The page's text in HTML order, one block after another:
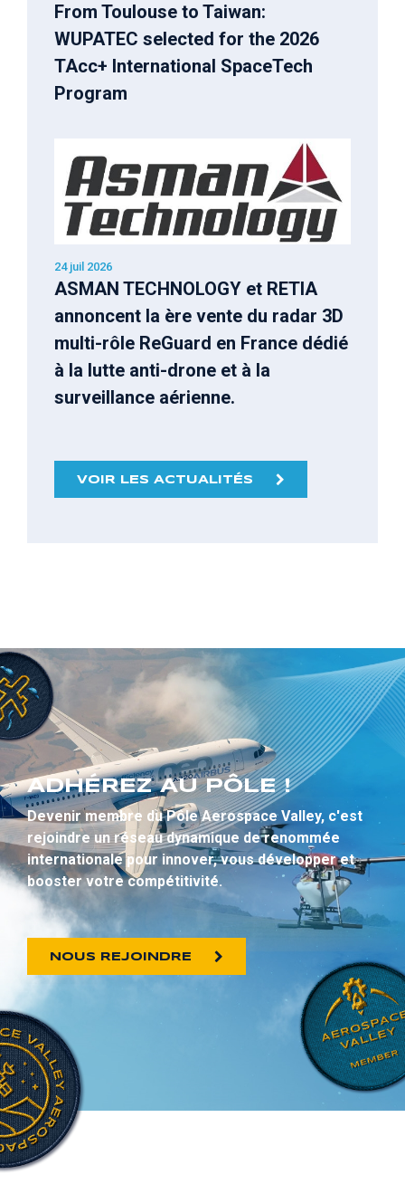
From Toulouse to Taiwan:
WUPATEC selected for the 2026
TAcc+ International SpaceTech
Program
24 juil 2026
ASMAN TECHNOLOGY et RETIA
annoncent la ère vente du radar 3D
multi-rôle ReGuard en France dédié
à la lutte anti-drone et à la
surveillance aérienne.
VOIR LES ACTUALITÉS
ADHÉREZ AU PÔLE !
Devenir membre du Pôle Aerospace Valley, c'est
rejoindre un réseau dynamique de renommée
internationale pour innover, vous développer et
booster votre compétitivité.
NOUS REJOINDRE